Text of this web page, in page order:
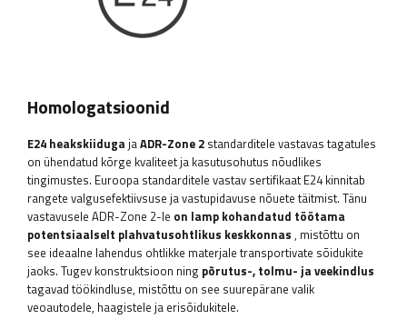
Homologatsioonid
E24 heakskiidugajaADR-Zone 2 standarditele vastavas tagatules
on ühendatud kõrge kvaliteet ja kasutusohutus nõudlikes
tingimustes. Euroopa standarditele vastav sertifikaat E24 kinnitab
rangete valgusefektiivsuse ja vastupidavuse nõuete täitmist. Tänu
vastavusele ADR-Zone 2-le on lamp kohandatud töötama
potentsiaalselt plahvatusohtlikus keskkonnas , mistõttu on
see ideaalne lahendus ohtlikke materjale transportivate sõidukite
jaoks. Tugev konstruktsioon ning põrutus-, tolmu- ja veekindlus
tagavad töökindluse, mistõttu on see suurepärane valik
veoautodele, haagistele ja erisõidukitele.